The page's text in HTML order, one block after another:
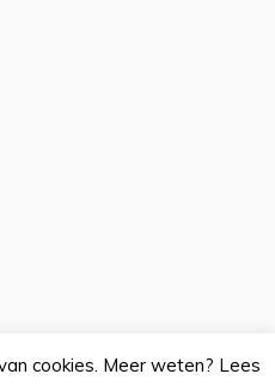
cookies. Meer weten? Lees